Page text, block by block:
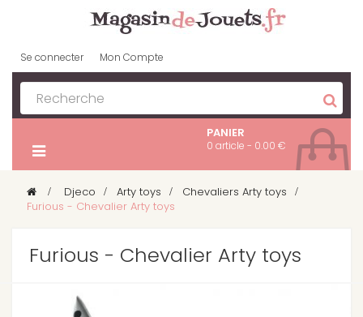
Se connecter Mon Compte
PANIER
0 article - 0.00 €
> Djeco > Arty toys > Chevaliers Arty toys >
Furious - Chevalier Arty toys
Furious - Chevalier Arty toys